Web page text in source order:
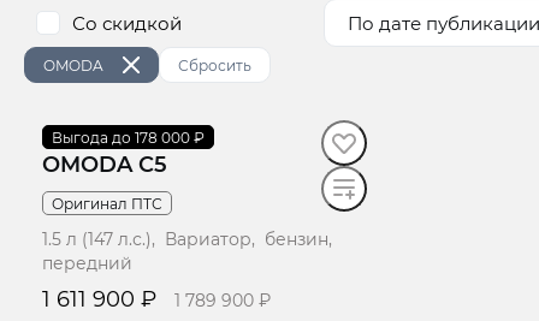
OMODA Сбросить
Со скидкой По дате
Выгода до 178 000 ₽
2024·39 517 км
OMODA C5
Оригинал ПТС
1.5 л (147 л.с.), Вариатор, бензин,
передний
1 611 900 ₽ 1 789 900 ₽